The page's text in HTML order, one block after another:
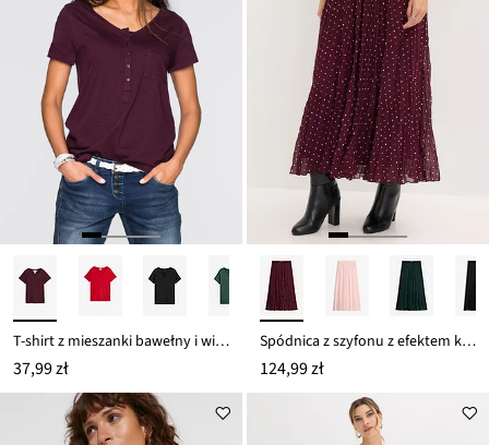
T-shirt z mieszanki bawełny i wiskozy
37,99 zł
Spódnica z szyfonu z efektem kreszowania
124,99 zł